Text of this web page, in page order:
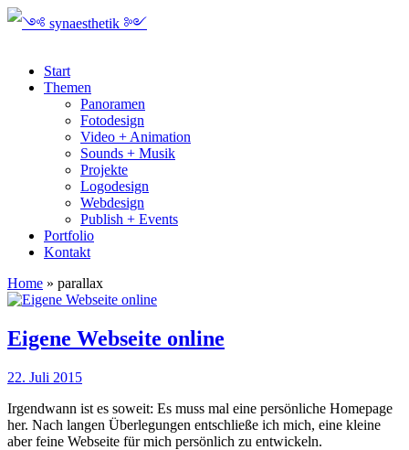
Start
Themen
Panoramen
Fotodesign
Video + Animation
Sounds + Musik
Projekte
Logodesign
Webdesign
Publish + Events
Portfolio
Kontakt
Home » parallax
Eigene Webseite online
22. Juli 2015
Irgendwann ist es soweit: Es muss mal eine persönliche Homepage
her. Nach langen Überlegungen entschließe ich mich, eine kleine
aber feine Webseite für mich persönlich zu entwickeln.